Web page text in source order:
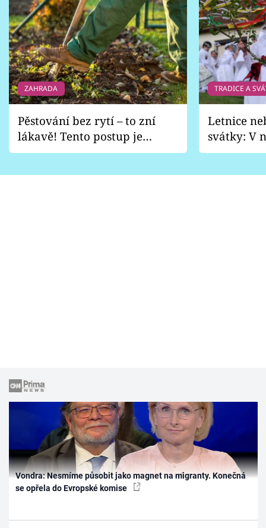
ZAHRADA
Pěstování bez rytí – to zní
lákavě! Tento postup je
vhodný jen pro některé
TRADICE A
Letnice
svátky: V
pondělí
Vondra: Nesmíme působit jako magnet na migranty. Konečná
se opřela do Evropské komise